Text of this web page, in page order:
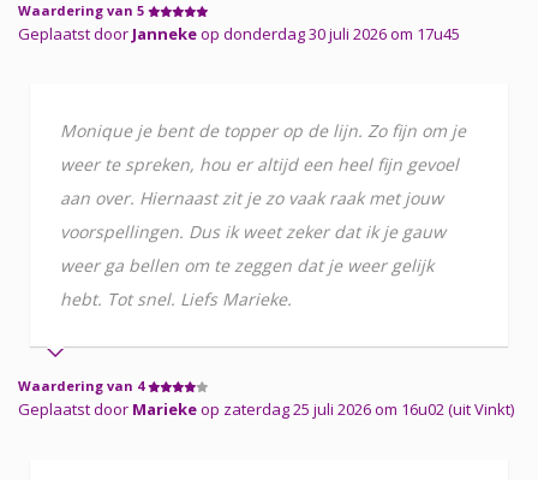
Waardering van 5
Geplaatst door Jannekeop donderdag 30 juli 2026 om 17u45
Monique je bent de topper op de lijn. Zo fijn om je
weer te spreken, hou er altijd een heel fijn gevoel
aan over. Hiernaast zit je zo vaak raak met jouw
voorspellingen. Dus ik weet zeker dat ik je gauw
weer ga bellen om te zeggen dat je weer gelijk
hebt. Tot snel. Liefs Marieke.
Waardering van 4
Geplaatst door Mariekeop zaterdag 25 juli 2026 om 16u02 (uit Vinkt)